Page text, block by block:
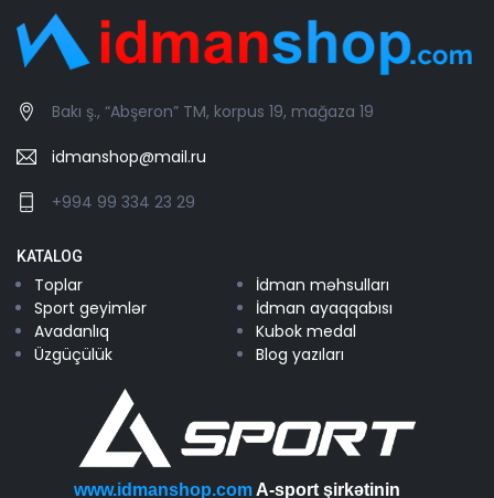
Bakı ş., “Abşeron” TM, korpus 19, mağaza 19
idmanshop@mail.ru
+994 99 334 23 29
KATALOG
Toplar
İdman məhsulları
Sport geyimlər
İdman ayaqqabısı
Avadanlıq
Kubok medal
Üzgüçülük
Blog yazıları
www.idmanshop.com A-sport şirkətinin